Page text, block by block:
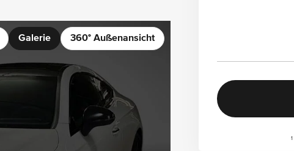
Galerie 360° Außenansicht
1